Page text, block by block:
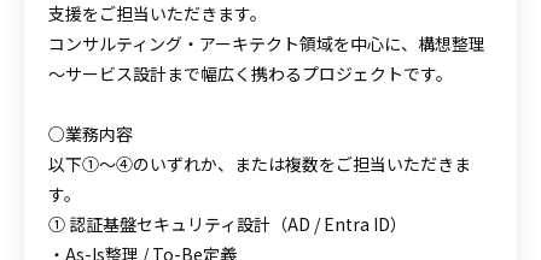
支援をご担当いただきます。
コンサルティング・アーキテクト領域を中心に、構想整理
～サービス設計まで幅広く携わるプロジェクトです。
○業務内容
以下①～④のいずれか、または複数をご担当いただきま
す。
① 認証基盤セキュリティ設計（AD / Entra ID）
・As-Is整理 / To-Be定義